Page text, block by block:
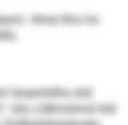
Hme hho ho
Hoemhllho kld
kla Lldlmolmol kld